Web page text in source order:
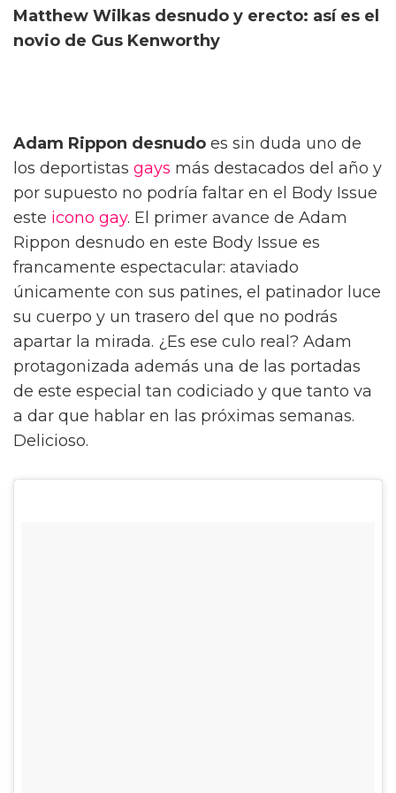
Matthew Wilkas desnudo y erecto: así es el
novio de Gus Kenworthy
Adam Rippon desnudo es sin duda uno de
los deportistas gays más destacados del año y
por supuesto no podría faltar en el Body Issue
este icono gay. El primer avance de Adam
Rippon desnudo en este Body Issue es
francamente espectacular: ataviado
únicamente con sus patines, el patinador luce
su cuerpo y un trasero del que no podrás
apartar la mirada. ¿Es ese culo real? Adam
protagonizada además una de las portadas
de este especial tan codiciado y que tanto va
a dar que hablar en las próximas semanas.
Delicioso.